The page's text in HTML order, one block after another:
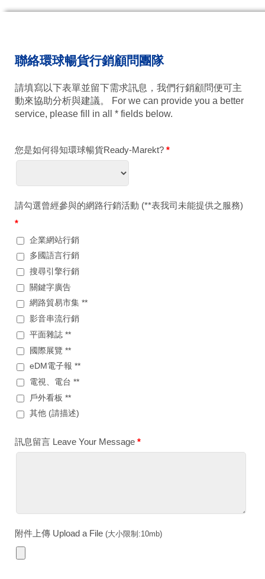
聯絡環球暢貨行銷顧問團隊
請填寫以下表單並留下需求訊息，我們行銷顧問便可主
動來協助分析與建議。 For we can provide you a better
service, please fill in all * fields below.
您是如何得知環球暢貨Ready-Marekt? *
請勾選曾經參與的網路行銷活動 (**表我司未能提供之服務)
*
企業網站行銷
多國語言行銷
搜尋引擎行銷
關鍵字廣告
網路貿易市集 **
影音串流行銷
平面雜誌 **
國際展覽 **
eDM電子報 **
電視、電台 **
戶外看板 **
其他 (請描述)
訊息留言 Leave Your Message *
附件上傳 Upload a File (大小限制:10mb)